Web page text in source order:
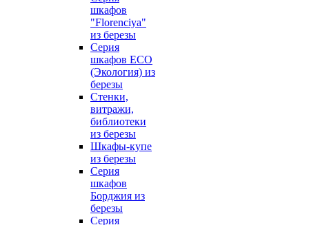
шкафов
"Florenciya"
из березы
Серия
шкафов ECO
(Экология) из
березы
Стенки,
витражи,
библиотеки
из березы
Шкафы-купе
из березы
Серия
шкафов
Борджия из
березы
Серия